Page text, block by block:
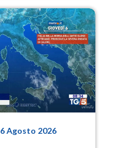
6 Agosto 2026